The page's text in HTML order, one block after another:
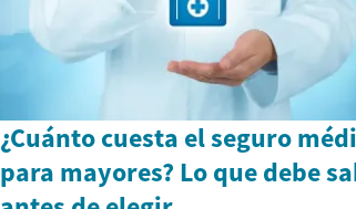
¿Cuánto cuesta el seguro
para mayores? Lo que debe